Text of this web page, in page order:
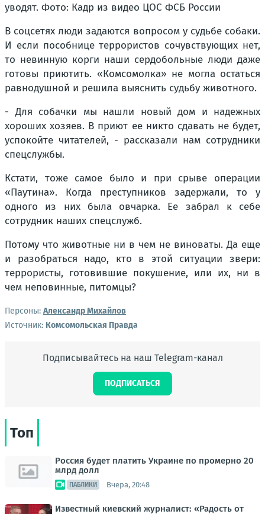
уводят. Фото: Кадр из видео ЦОС ФСБ России
В соцсетях люди задаются вопросом у судьбе собаки.
И если пособнице террористов сочувствующих нет,
то невинную корги наши сердобольные люди даже
готовы приютить. «Комсомолка» не могла остаться
равнодушной и решила выяснить судьбу животного.
- Для собачки мы нашли новый дом и надежных
хороших хозяев. В приют ее никто сдавать не будет,
успокойте читателей, - рассказали нам сотрудники
спецслужбы.
Кстати, тоже самое было и при срыве операции
«Паутина». Когда преступников задержали, то у
одного из них была овчарка. Ее забрал к себе
сотрудник наших спецслужб.
Потому что животные ни в чем не виноваты. Да еще
и разобраться надо, кто в этой ситуации звери:
террористы, готовившие покушение, или их, ни в
чем неповинные, питомцы?
Персоны: Александр Михайлов
Источник: Комсомольская Правда
Подписывайтесь на наш Telegram-канал
ПОДПИСАТЬСЯ
Топ
Россия будет платить Украине по промерно 20
млрд долл
ПАБЛИКИ Вчера, 20:48
Известный киевский журналист: «Радость от